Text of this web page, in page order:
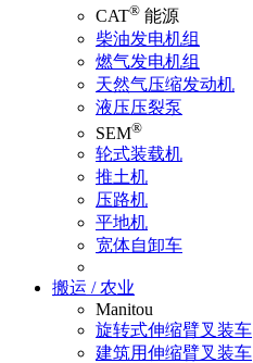
CAT® 能源
柴油发电机组
燃气发电机组
天然气压缩发动机
液压压裂泵
SEM®
轮式装载机
推土机
压路机
平地机
宽体自卸车
搬运 / 农业
Manitou
旋转式伸缩臂叉装车
建筑用伸缩臂叉装车